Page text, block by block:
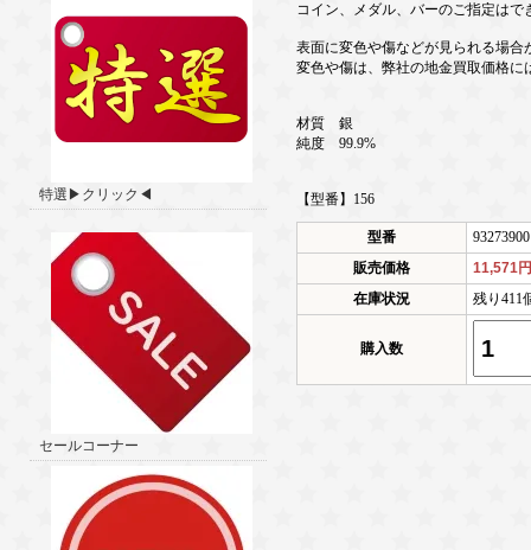
特選▶クリック◀
セールコーナー
コイン、メダル、バーのご指定はで
表面に変色や傷などが見られる場
変色や傷は、弊社の地金買取価格に
材質 銀
純度 99.9%
【型番】156
型番
93273900
販売価格
11,571
在庫状況
残り411
購入数